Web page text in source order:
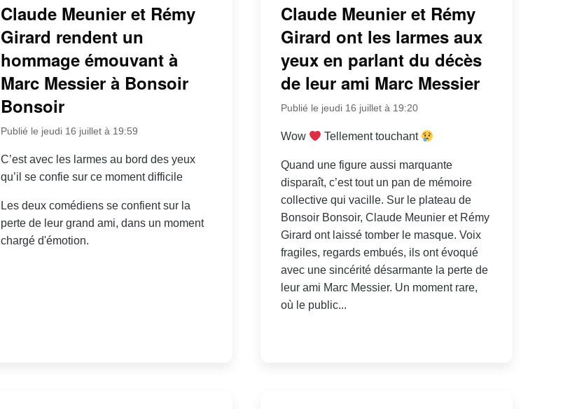
Claude Meunier et Rémy
Girard rendent un
hommage émouvant à
Marc Messier à Bonsoir
Bonsoir
Publié le jeudi 16 juillet à 19:59
C’est avec les larmes au bord des yeux
qu’il se confie sur ce moment difficile
Les deux comédiens se confient sur la
perte de leur grand ami, dans un moment
chargé d'émotion.
Claude Meunier et Rémy
Girard ont les larmes aux
yeux en parlant du décès
de leur ami Marc Messier
Publié le jeudi 16 juillet à 19:20
Wow Tellement touchant
Quand une figure aussi marquante
disparaît, c’est tout un pan de mémoire
collective qui vacille. Sur le plateau de
Bonsoir Bonsoir, Claude Meunier et Rémy
Girard ont laissé tomber le masque. Voix
fragiles, regards embués, ils ont évoqué
avec une sincérité désarmante la perte de
leur ami Marc Messier. Un moment rare,
où le public...